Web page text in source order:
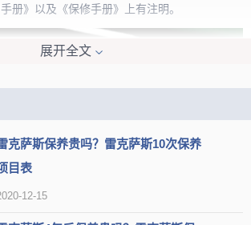
册》以及《保修手册》上有注明。
展开全文
克萨斯保养贵吗？雷克萨斯10次保养
目表
12-15